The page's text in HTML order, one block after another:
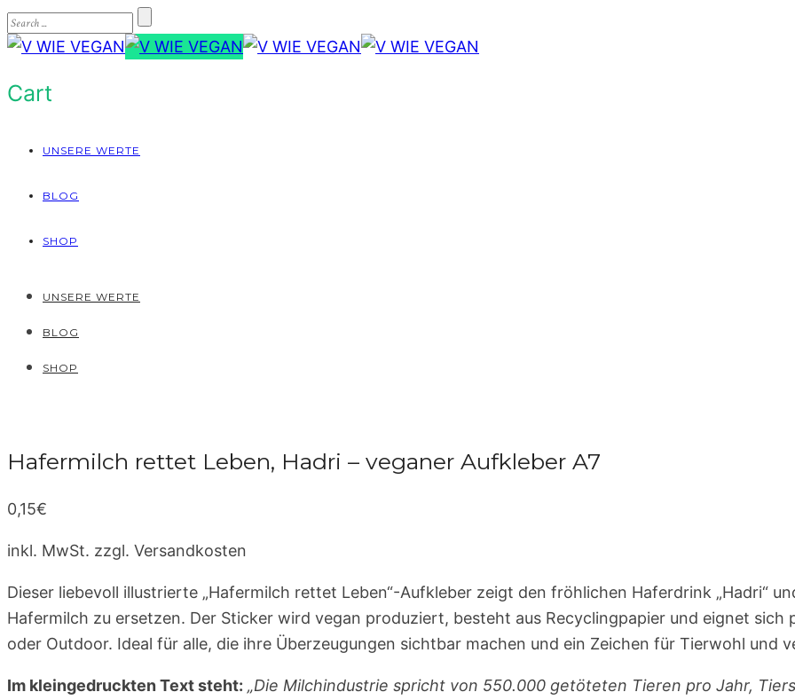
Cart
UNSERE WERTE
BLOG
SHOP
UNSERE WERTE
BLOG
SHOP
Hafermilch rettet Leben, Hadri – veganer Aufkleber A7
0,15€
inkl. MwSt. zzgl. Versandkosten
Dieser liebevoll illustrierte „Hafermilch rettet Leben“-Aufkleber zeigt den fröhlichen Haferdrink „Hadri“
Hafermilch zu ersetzen. Der Sticker wird vegan produziert, besteht aus Recyclingpapier und eignet
oder Outdoor. Ideal für alle, die ihre Überzeugungen sichtbar machen und ein Zeichen für Tierwohl und
Im kleingedruckten Text steht: „Die Milchindustrie spricht von 550.000 getöteten Tieren pro Jahr,